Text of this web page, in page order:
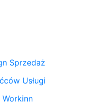
Sprzedaż
Usługi
Workinn